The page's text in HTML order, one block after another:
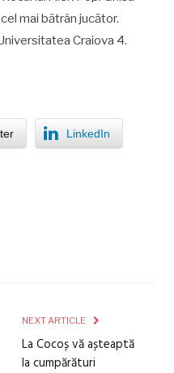
mai bătrân jucător.
Craiova 4.
LinkedIn
NEXT ARTICLE
La Cocoș vă așteaptă
la cumpărături